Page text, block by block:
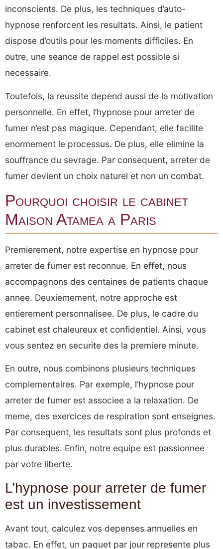
inconscients. De plus, les techniques d’auto-
hypnose renforcent les resultats. Ainsi, le patient
dispose d’outils pour les moments difficiles. En
outre, une seance de rappel est possible si
necessaire.
Toutefois, la reussite depend aussi de la motivation
personnelle. En effet, l’hypnose pour arreter de
fumer n’est pas magique. Cependant, elle facilite
enormement le processus. De plus, elle elimine la
souffrance du sevrage. Par consequent, arreter de
fumer devient un choix naturel et non un combat.
Pourquoi choisir le cabinet
Maison Atamea a Paris
Premierement, notre expertise en hypnose pour
arreter de fumer est reconnue. En effet, nous
accompagnons des centaines de patients chaque
annee. Deuxiemement, notre approche est
entierement personnalisee. De plus, le cadre du
cabinet est chaleureux et confidentiel. Ainsi, vous
vous sentez en securite des la premiere minute.
En outre, nous combinons plusieurs techniques
complementaires. Par exemple, l’hypnose pour
arreter de fumer est associee a la relaxation. De
meme, des exercices de respiration sont enseignes.
Par consequent, les resultats sont plus profonds et
plus durables. Enfin, notre equipe est passionnee
par votre liberte.
L’hypnose pour arreter de fumer
est un investissement
Avant tout, calculez vos depenses annuelles en
tabac. En effet, un paquet par jour represente plus